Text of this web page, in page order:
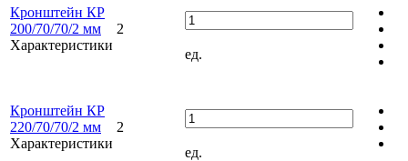
Кронштейн КР
200/70/70/2 мм
Характеристики
2
ед.
Кронштейн КР
220/70/70/2 мм
Характеристики
2
ед.